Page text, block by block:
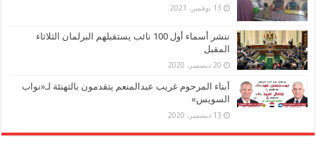
13 نوفمبر، 2021
ننشر أسماء أول 100 نائب يستقبلهم البرلمان الثلاثاء
المقبل
20 ديسمبر، 2020
أبناء المرحوم غريب عبدالمنعم يتقدمون بالتهنئة لـ«نواب
السويس»
13 ديسمبر، 2020